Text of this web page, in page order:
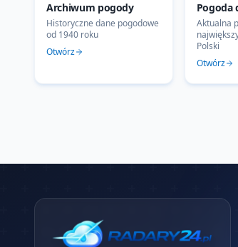
Archiwum pogody
Historyczne dane pogodowe
od 1940 roku
Otwórz
Pogoda
Aktualna
Polski
Otwórz